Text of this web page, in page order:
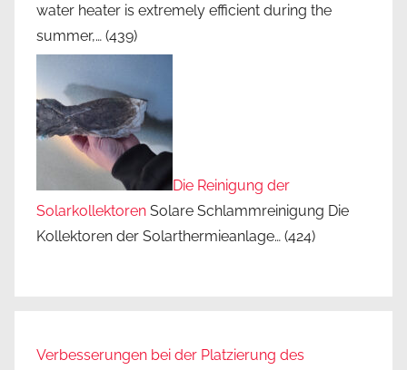
water heater is extremely efficient during the
summer,… (439)
Die Reinigung der
Solarkollektoren Solare Schlammreinigung Die
Kollektoren der Solarthermieanlage… (424)
Verbesserungen bei der Platzierung des